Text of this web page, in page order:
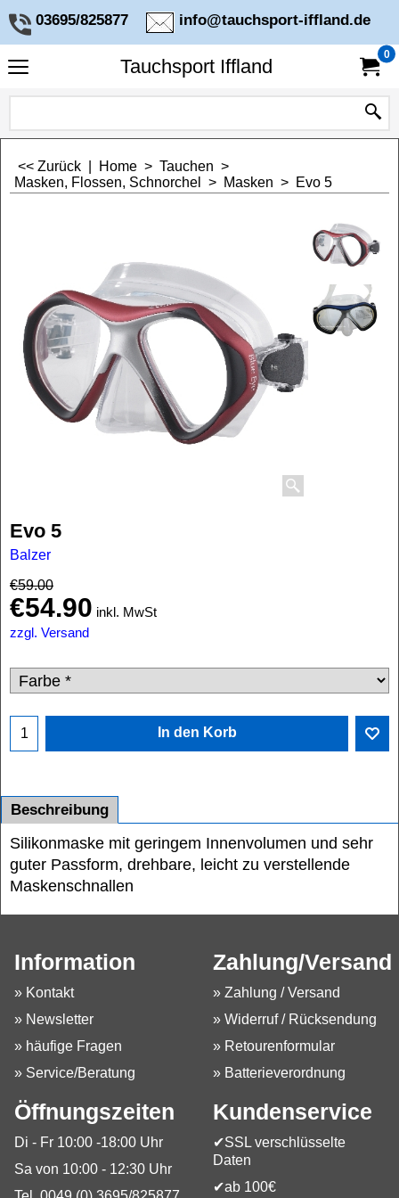
03695/825877 info@tauchsport-iffland.de
Tauchsport Iffland
0
<< Zurück Home > Tauchen >
Masken, Flossen, Schnorchel
> Masken > Evo 5
Evo 5
Balzer
€59.00
€54.90 inkl. MwSt
zzgl. Versand
In den Korb
Beschreibung
Silikonmaske mit geringem Innenvolumen und sehr
guter Passform, drehbare, leicht zu verstellende
Maskenschnallen
Information
» Kontakt
» Newsletter
» häufige Fragen
» Service/Beratung
Zahlung/Versand
» Zahlung / Versand
» Widerruf / Rücksendung
» Retourenformular
» Batterieverordnung
Öffnungszeiten
Di - Fr 10:00 -18:00 Uhr
Sa von 10:00 - 12:30 Uhr
Kundenservice
✔SSL verschlüsselte
Daten
✔ab 100€